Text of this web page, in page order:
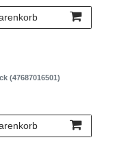
(47687016501)